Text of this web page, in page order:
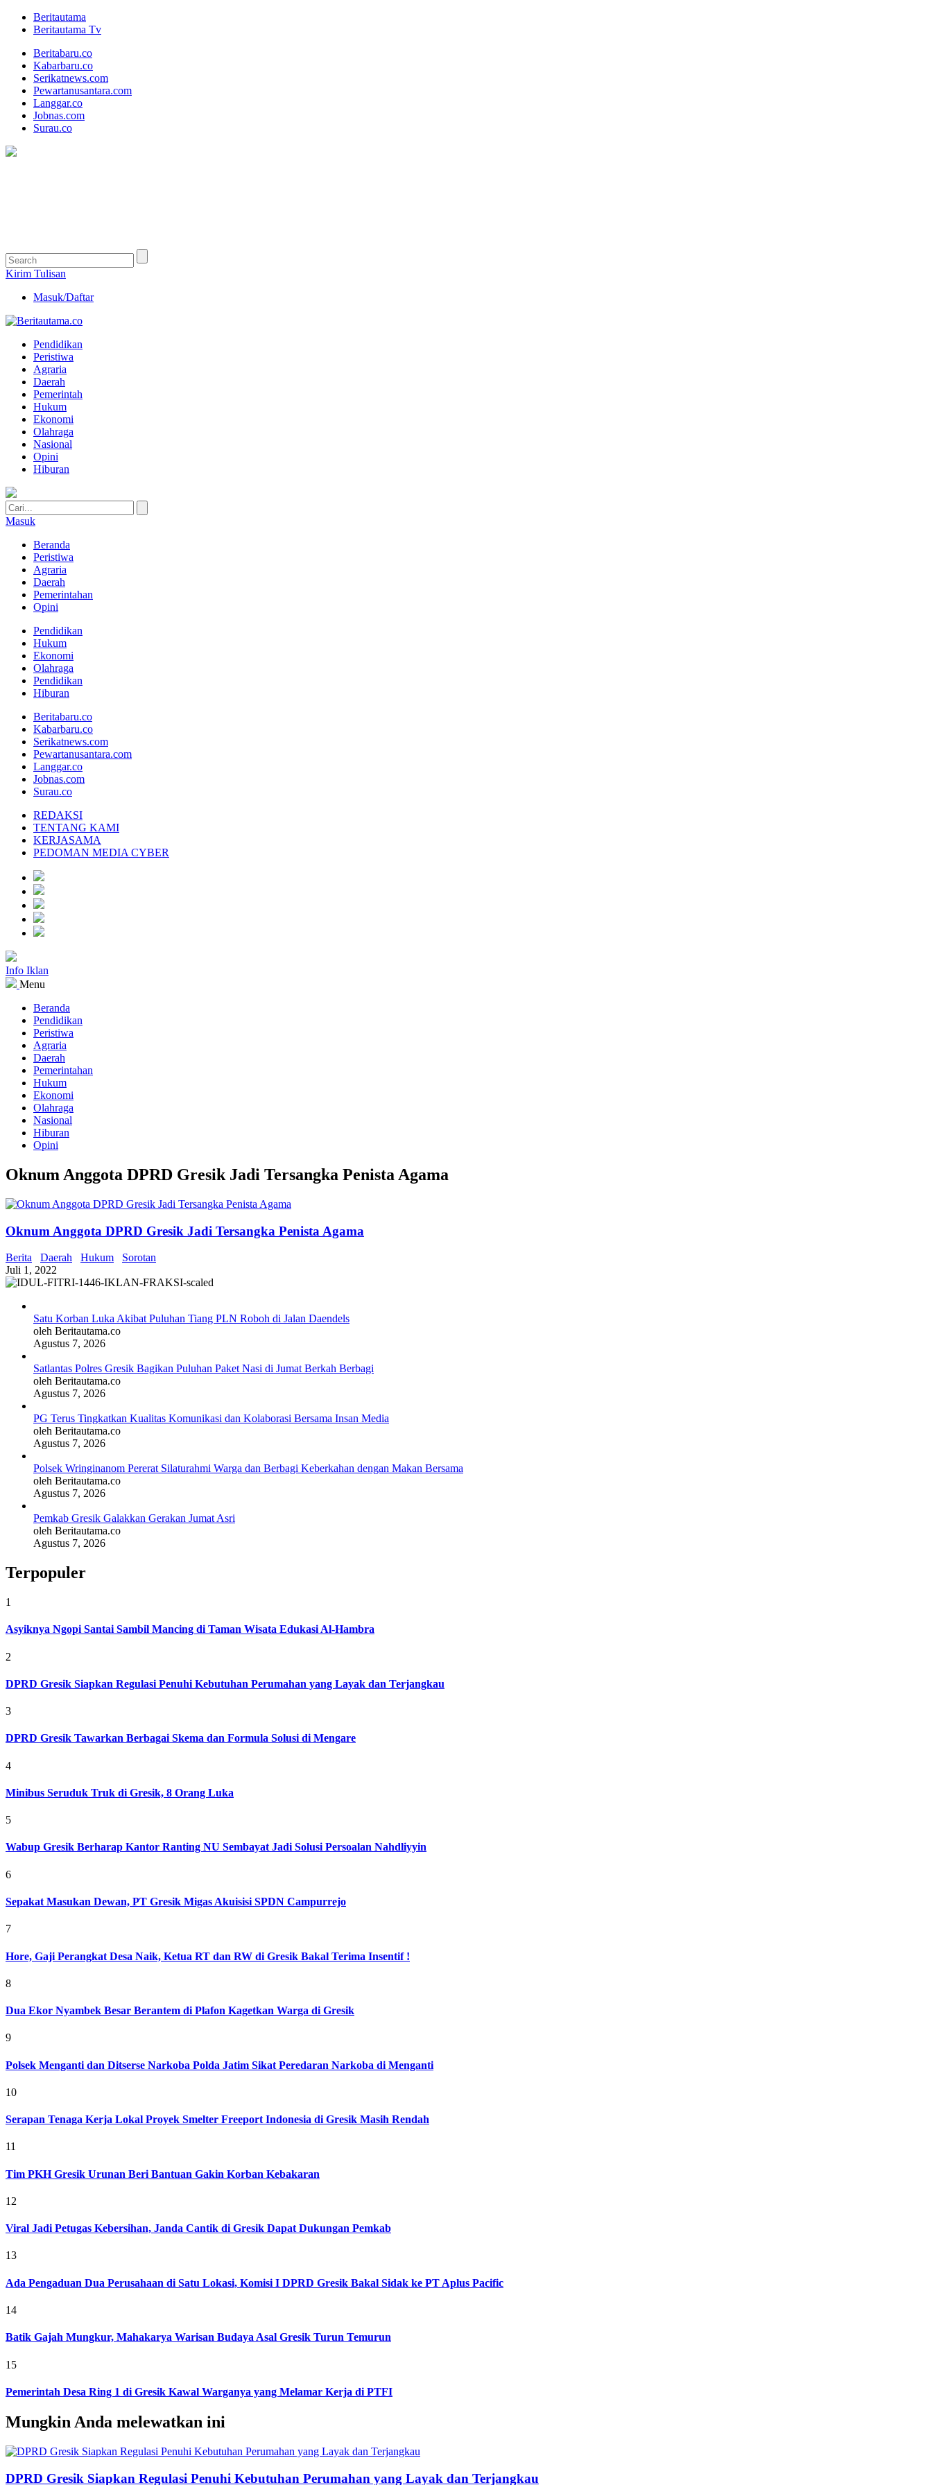
Beritautama
Beritautama Tv
Beritabaru.co
Kabarbaru.co
Serikatnews.com
Pewartanusantara.com
Langgar.co
Jobnas.com
Surau.co
Kirim Tulisan
Masuk/Daftar
Pendidikan
Peristiwa
Agraria
Daerah
Pemerintah
Hukum
Ekonomi
Olahraga
Nasional
Opini
Hiburan
Masuk
Beranda
Peristiwa
Agraria
Daerah
Pemerintahan
Opini
Pendidikan
Hukum
Ekonomi
Olahraga
Pendidikan
Hiburan
Beritabaru.co
Kabarbaru.co
Serikatnews.com
Pewartanusantara.com
Langgar.co
Jobnas.com
Surau.co
REDAKSI
TENTANG KAMI
KERJASAMA
PEDOMAN MEDIA CYBER
Info Iklan
Menu
Beranda
Pendidikan
Peristiwa
Agraria
Daerah
Pemerintahan
Hukum
Ekonomi
Olahraga
Nasional
Hiburan
Opini
Oknum Anggota DPRD Gresik Jadi Tersangka Penista Agama
Oknum Anggota DPRD Gresik Jadi Tersangka Penista Agama
Berita Daerah Hukum
Sorotan
Juli 1, 2022
Satu Korban Luka Akibat Puluhan Tiang PLN Roboh di Jalan Daendels
oleh Beritautama.co
Agustus 7, 2026
Satlantas Polres Gresik Bagikan Puluhan Paket Nasi di Jumat Berkah Berbagi
oleh Beritautama.co
Agustus 7, 2026
PG Terus Tingkatkan Kualitas Komunikasi dan Kolaborasi Bersama Insan Media
oleh Beritautama.co
Agustus 7, 2026
Polsek Wringinanom Pererat Silaturahmi Warga dan Berbagi Keberkahan dengan Makan Bersama
oleh Beritautama.co
Agustus 7, 2026
Pemkab Gresik Galakkan Gerakan Jumat Asri
oleh Beritautama.co
Agustus 7, 2026
Terpopuler
1
Asyiknya Ngopi Santai Sambil Mancing di Taman Wisata Edukasi Al-Hambra
2
DPRD Gresik Siapkan Regulasi Penuhi Kebutuhan Perumahan yang Layak dan Terjangkau
3
DPRD Gresik Tawarkan Berbagai Skema dan Formula Solusi di Mengare
4
Minibus Seruduk Truk di Gresik, 8 Orang Luka
5
Wabup Gresik Berharap Kantor Ranting NU Sembayat Jadi Solusi Persoalan Nahdliyyin
6
Sepakat Masukan Dewan, PT Gresik Migas Akuisisi SPDN Campurrejo
7
Hore, Gaji Perangkat Desa Naik, Ketua RT dan RW di Gresik Bakal Terima Insentif !
8
Dua Ekor Nyambek Besar Berantem di Plafon Kagetkan Warga di Gresik
9
Polsek Menganti dan Ditserse Narkoba Polda Jatim Sikat Peredaran Narkoba di Menganti
10
Serapan Tenaga Kerja Lokal Proyek Smelter Freeport Indonesia di Gresik Masih Rendah
11
Tim PKH Gresik Urunan Beri Bantuan Gakin Korban Kebakaran
12
Viral Jadi Petugas Kebersihan, Janda Cantik di Gresik Dapat Dukungan Pemkab
13
Ada Pengaduan Dua Perusahaan di Satu Lokasi, Komisi I DPRD Gresik Bakal Sidak ke PT Aplus Pacific
14
Batik Gajah Mungkur, Mahakarya Warisan Budaya Asal Gresik Turun Temurun
15
Pemerintah Desa Ring 1 di Gresik Kawal Warganya yang Melamar Kerja di PTFI
Mungkin Anda melewatkan ini
DPRD Gresik Siapkan Regulasi Penuhi Kebutuhan Perumahan yang Layak dan Terjangkau